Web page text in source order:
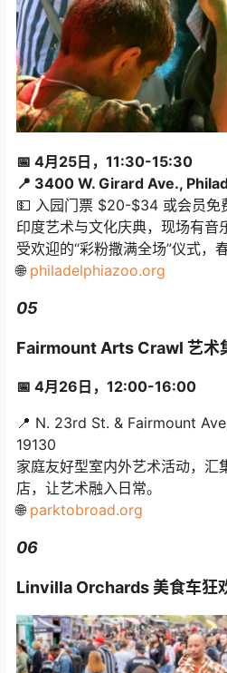
📅 4月25日，11:30-15:30
📍 3400 W. Girard Ave.,
💵 入园门票 $20-$34 或会员免
印度艺术与文化庆典，现场有音
受欢迎的“彩粉撒满全场”仪式，
🌐philadelphiazoo.org
05
Fairmount Arts Crawl 艺术
📅 4月26日，12:00-16:00
📍 N. 23rd St. & Fairmount
19130
家庭友好型室内外艺术活动，汇
店，让艺术融入日常。
🌐 parktobroad.org
06
Linvilla Orchards 美食车狂